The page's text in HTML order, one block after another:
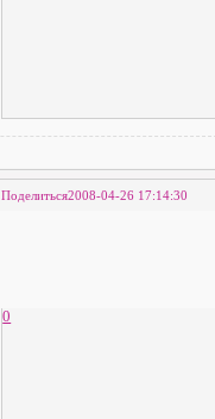
Поделиться2008-04-26 17:14:30
0